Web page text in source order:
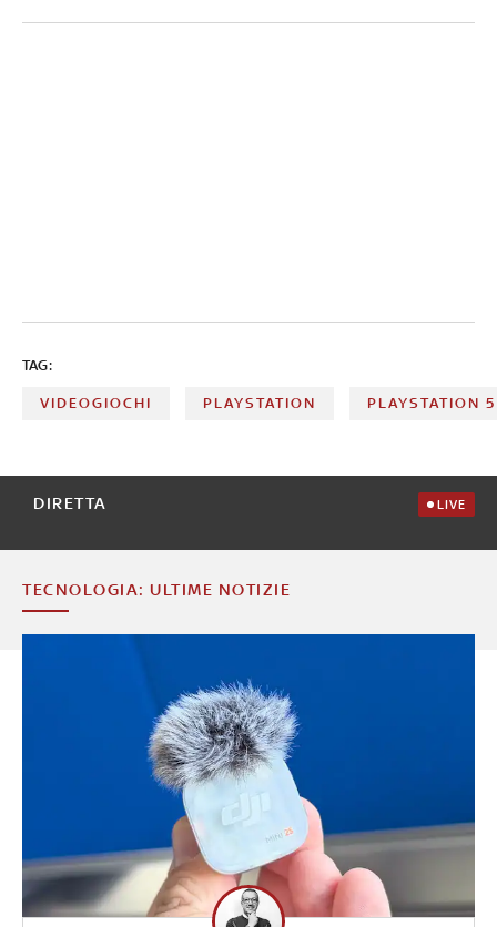
TAG:
VIDEOGIOCHI PLAYSTATION PLAYSTATION 5
DIRETTA LIVE
TECNOLOGIA: ULTIME NOTIZIE